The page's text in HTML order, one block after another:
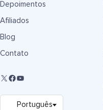
Depoimentos
Afiliados
Blog
Contato